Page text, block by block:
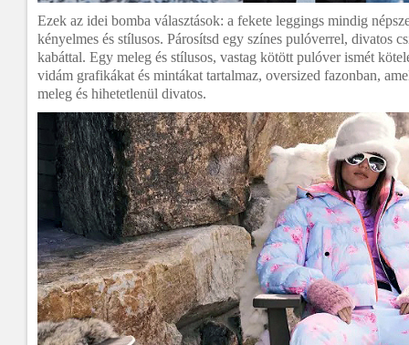
Ezek az idei bomba választások: a fekete leggings mindig
kényelmes és stílusos. Párosítsd egy színes pulóverrel, divatos
kabáttal. Egy meleg és stílusos, vastag kötött pulóver ismét
vidám grafikákat és mintákat tartalmaz, oversized fazonban,
meleg és hihetetlenül divatos.